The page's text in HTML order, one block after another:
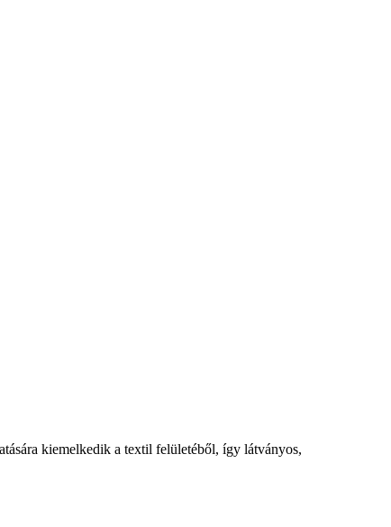
kiemelkedik a textil felületéből, így látványos,